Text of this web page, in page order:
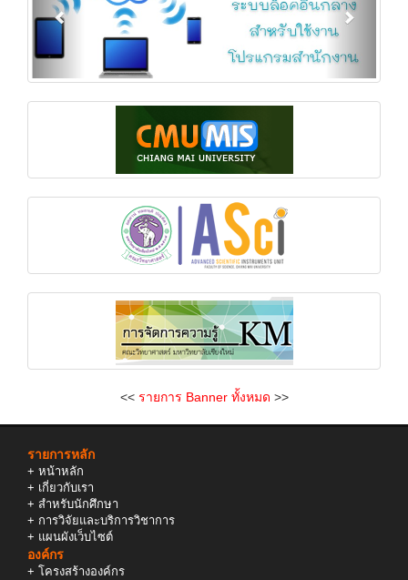
<< รายการ Banner ทั้งหมด >>
รายการหลัก
+ หน้าหลัก
+ เกี่ยวกับเรา
+ สำหรับนักศึกษา
+ การวิจัยและบริการวิชาการ
+ แผนผังเว็บไซต์
องค์กร
+ โครงสร้างองค์กร